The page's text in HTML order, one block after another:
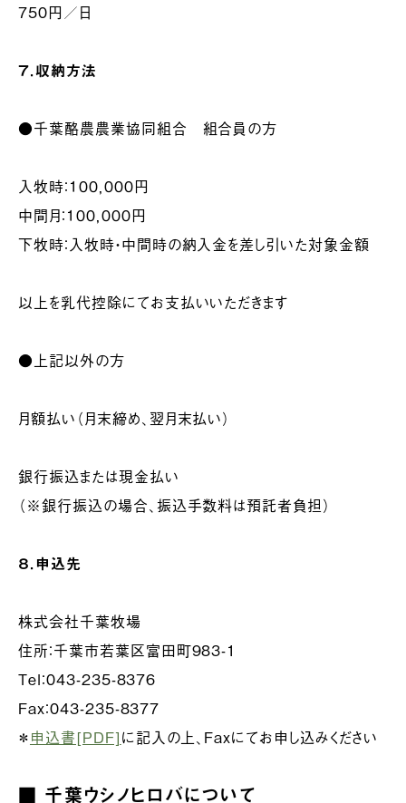
750円／日
７．収納方法
●千葉酪農農業協同組合 組合員の方
入牧時：１００，０００円
中間月：１００，０００円
下牧時：入牧時・中間時の納入金を差し引いた対象金額
以上を乳代控除にてお支払いいただきます
●上記以外の方
月額払い（月末締め、翌月末払い）
銀行振込または現金払い
（※銀行振込の場合、振込手数料は預託者負担）
８．申込先
株式会社千葉牧場
住所：千葉市若葉区富田町983-1
Tel：043-235-8376
Fax：043-235-8377
＊申込書[PDF]に記入の上、Faxにてお申し込みください
■ 千葉ウシノヒロバについて